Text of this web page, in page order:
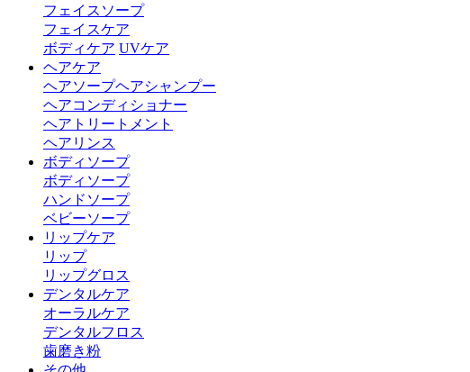
フェイスソープ
フェイスケア
ボディケア UVケア
ヘアケア
ヘアソープヘアシャンプー
ヘアコンディショナー
ヘアトリートメント
ヘアリンス
ボディソープ
ボディソープ
ハンドソープ
ベビーソープ
リップケア
リップ
リップグロス
デンタルケア
オーラルケア
デンタルフロス
歯磨き粉